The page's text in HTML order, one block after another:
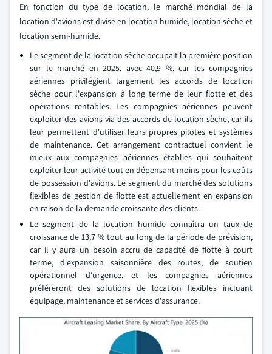
En fonction du type de location, le marché mondial de la
location d'avions est divisé en location humide, location sèche et
location semi-humide.
Le segment de la location sèche occupait la première position
sur le marché en 2025, avec 40,9 %, car les compagnies
aériennes privilégient largement les accords de location
sèche pour l'expansion à long terme de leur flotte et des
opérations rentables. Les compagnies aériennes peuvent
exploiter des avions via des accords de location sèche, car ils
leur permettent d'utiliser leurs propres pilotes et systèmes
de maintenance. Cet arrangement contractuel convient le
mieux aux compagnies aériennes établies qui souhaitent
exploiter leur activité tout en dépensant moins pour les coûts
de possession d'avions. Le segment du marché des solutions
flexibles de gestion de flotte est actuellement en expansion
en raison de la demande croissante des clients.
Le segment de la location humide connaîtra un taux de
croissance de 13,7 % tout au long de la période de prévision,
car il y aura un besoin accru de capacité de flotte à court
terme, d'expansion saisonnière des routes, de soutien
opérationnel d'urgence, et les compagnies aériennes
préféreront des solutions de location flexibles incluant
équipage, maintenance et services d'assurance.